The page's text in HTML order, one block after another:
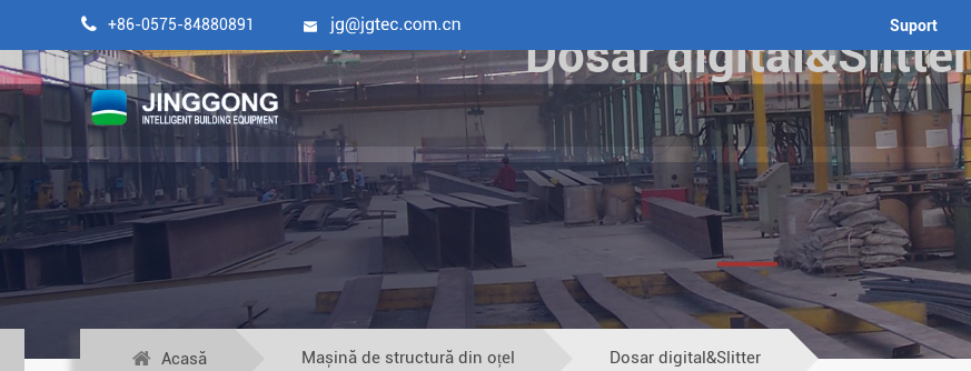
 +86-0575-84880891  Suport
Dosar digital&Slitter
Acasă Mașină de structură din oțel Dosar digital&Slitter